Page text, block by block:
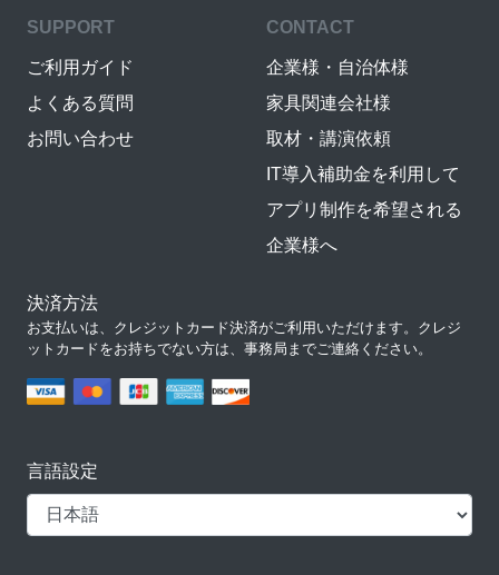
SUPPORT
ご利用ガイド
よくある質問
お問い合わせ
CONTACT
企業様・自治体様
家具関連会社様
取材・講演依頼
IT導入補助金を利用して
アプリ制作を希望される
企業様へ
決済方法
お支払いは、クレジットカード決済がご利用いただけます。クレジ
ットカードをお持ちでない方は、事務局までご連絡ください。
言語設定